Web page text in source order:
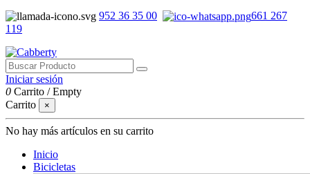
952 36 35 00
661 267
119
Iniciar sesión
0 Carrito /Empty
Carrito
×
No hay más artículos en su carrito
Inicio
Bicicletas